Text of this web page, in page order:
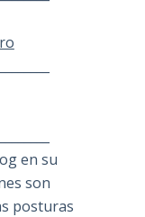
en su
son
posturas